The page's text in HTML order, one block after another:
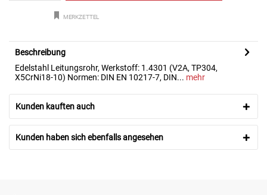
MERKZETTEL
Beschreibung
Edelstahl Leitungsrohr, Werkstoff: 1.4301 (V2A, TP304,
X5CrNi18-10) Normen: DIN EN 10217-7, DIN... mehr
Kunden kauften auch
Kunden haben sich ebenfalls angesehen